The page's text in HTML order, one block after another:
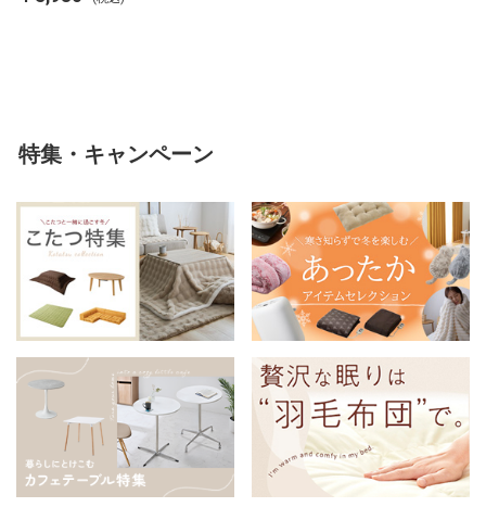
ンネル 保温 蓄熱 吸湿 発熱 断熱
特集・キャンペーン